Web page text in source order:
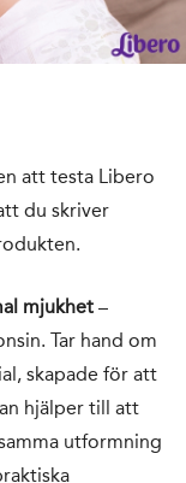
att testa Libero
du skriver
mjukhet –
Tar hand om
skapade för att
hjälper till att
utformning